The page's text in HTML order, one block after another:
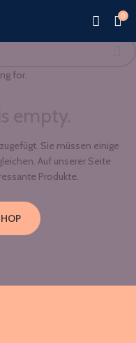
0
empty.
Sie müssen einige
Auf unserer Seite
Produkte.
for.